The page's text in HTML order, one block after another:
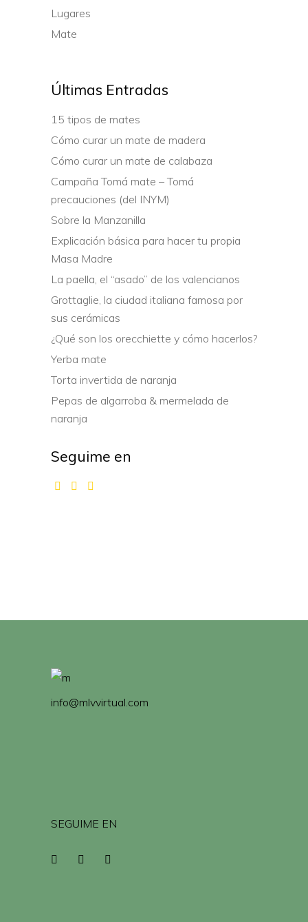
Lugares
Mate
Últimas Entradas
15 tipos de mates
Cómo curar un mate de madera
Cómo curar un mate de calabaza
Campaña Tomá mate – Tomá
precauciones (del INYM)
Sobre la Manzanilla
Explicación básica para hacer tu propia
Masa Madre
La paella, el “asado” de los valencianos
Grottaglie, la ciudad italiana famosa por
sus cerámicas
¿Qué son los orecchiette y cómo hacerlos?
Yerba mate
Torta invertida de naranja
Pepas de algarroba & mermelada de
naranja
Seguime en
info@mlvvirtual.com
SEGUIME EN